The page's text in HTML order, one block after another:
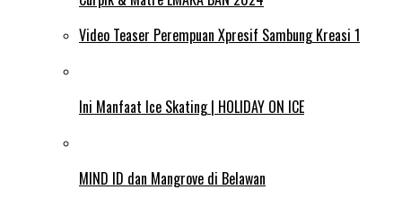
Video Teaser Perempuan Xpresif Sambung Kreasi 1
Ini Manfaat Ice Skating | HOLIDAY ON ICE
MIND ID dan Mangrove di Belawan